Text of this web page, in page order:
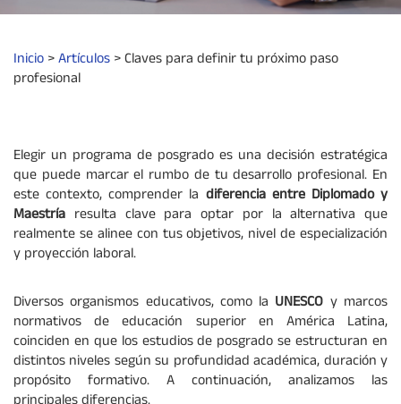
Inicio>Artículos>Claves para definir tu próximo paso
profesional
Elegir un programa de posgrado es una decisión estratégica
que puede marcar el rumbo de tu desarrollo profesional. En
este contexto, comprender la diferencia entre Diplomado y
Maestría resulta clave para optar por la alternativa que
realmente se alinee con tus objetivos, nivel de especialización
y proyección laboral.
Diversos organismos educativos, como la UNESCO y marcos
normativos de educación superior en América Latina,
coinciden en que los estudios de posgrado se estructuran en
distintos niveles según su profundidad académica, duración y
propósito formativo. A continuación, analizamos las